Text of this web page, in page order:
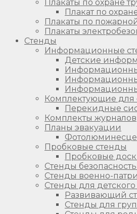
Плакаты по охране
Плакат по
Плакаты по
Плакаты
Стенды
Информационные
Детские
Комплектующие для
Перекидные
Комплекты журналов
Планы эвакуации
Пробковые стенды
Пробковые
Стенды
Стенды военно-
Стенды для детского
Развивающий
Стенды для